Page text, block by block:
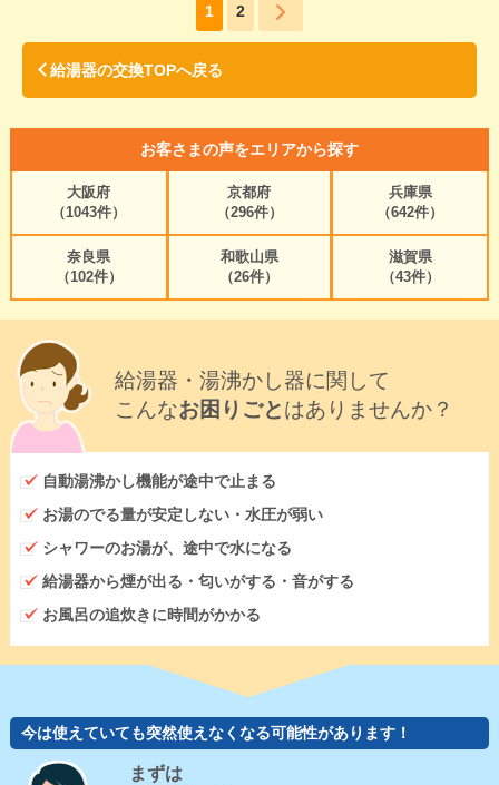
1 2
給湯器の交換TOPへ戻る
お客さまの声をエリアから探す
大阪府
（1043件）
京都府
（296件）
兵庫県
（642件）
奈良県
（102件）
和歌山県
（26件）
滋賀県
（43件）
給湯器・湯沸かし器に関して
こんなお困りごとはありませんか？
自動湯沸かし機能が途中で止まる
お湯のでる量が安定しない・水圧が弱い
シャワーのお湯が、途中で水になる
給湯器から煙が出る・匂いがする・音がする
お風呂の追炊きに時間がかかる
今は使えていても突然使えなくなる可能性があります！
まずは